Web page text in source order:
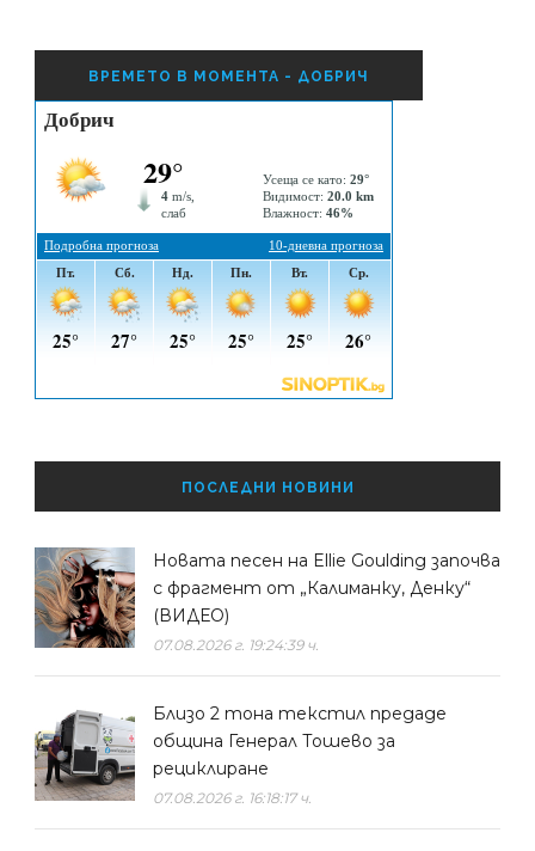
ВРЕМЕТО В МОМЕНТА - ДОБРИЧ
ПОСЛЕДНИ НОВИНИ
Новата песен на Ellie Goulding започва
с фрагмент от „Калиманку, Денку“
(ВИДЕО)
07.08.2026 г. 19:24:39 ч.
Близо 2 тона текстил предаде
община Генерал Тошево за
рециклиране
07.08.2026 г. 16:18:17 ч.